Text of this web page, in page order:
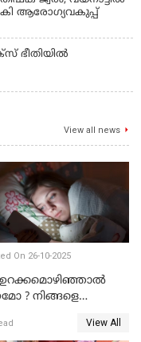
ആരോഗ്യവകുപ്പ്
ഭീതിയിൽ
View all news
On 26-10-2025
ഉറക്കമൊഴിഞ്ഞാൽ
? നിങ്ങളെ
View All